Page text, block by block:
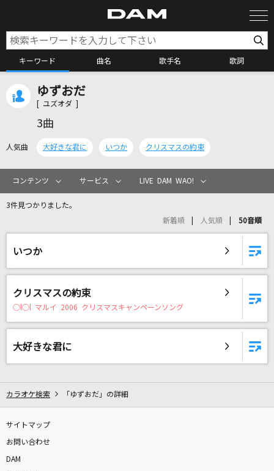
キーワード 曲名 歌手名 歌詞
カラオケリクエスト
[生音]インフェルノ
Mrs. GREEN APPLE
夜鷹
米津玄師
Break The System
ゆずおだ
[ ユズオダ ]
3曲
人気曲 大好きな君に いつか クリスマスの約束
コンテンツ サービス LIVE DAM WAO!
3件見つかりました。
新着順 人気順 50音順
いつか
クリスマスの約束
○l○l マルイ 2006 クリスマスキャンペーンソング
大好きな君に
カラオケ検索 「ゆずおだ」の詳細
サイトマップ
お問い合わせ
DAM